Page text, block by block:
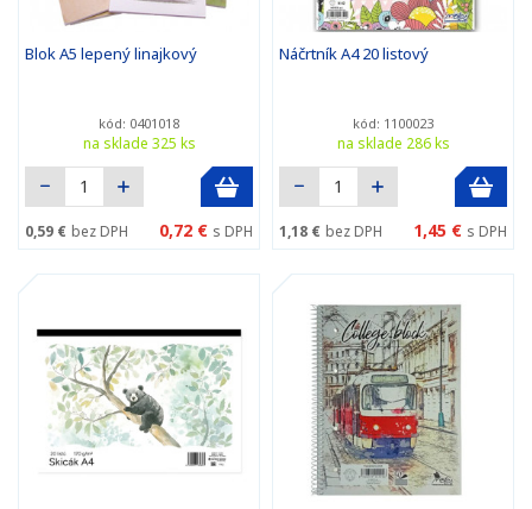
Blok A5 lepený linajkový
kód: 0401018
na sklade 325 ks
0,59 € bez DPH 0,72 € s DPH
Náčrtník A4 20 listový
kód: 1100023
na sklade 286 ks
1,18 € bez DPH 1,45 € s DPH